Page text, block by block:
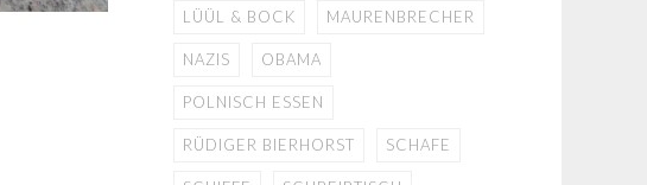
LÜÜL & BOCK MAURENBRECHER
NAZIS OBAMA
POLNISCH ESSEN
RÜDIGER BIERHORST SCHAFE